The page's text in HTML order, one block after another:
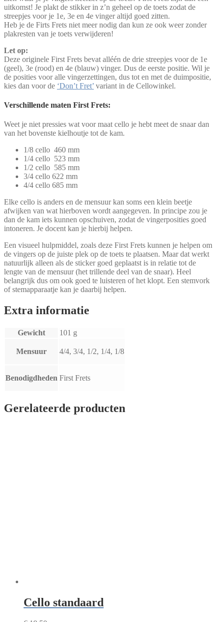
uitkomst! Je plakt de stikker in z’n geheel op de toets zodat de
streepjes voor je 1e, 3e en 4e vinger altijd goed zitten.
Heb je de Firts Frets niet meer nodig dan kun ze ook weer zonder
plakresten van je toets verwijderen!
Let op:
Deze originele First Frets bevat alléén de drie streepjes voor de 1e
(geel), 3e (rood) en 4e (blauw) vinger. Dus de eerste positie. Wil je
de posities voor alle vingerzettingen, dus tot en met de duimpositie,
kies dan voor de ‘Don’t Fret’ variant in de Cellowinkel.
Verschillende maten First Frets:
Weet je niet pressies wat voor maat cello je hebt meet de snaar dan
van het bovenste kielhoutje tot de kam.
1/8 cello 460 mm
1/4 cello 523 mm
1/2 cello 585 mm
3/4 cello 622 mm
4/4 cello 685 mm
Elke cello is anders en de mensuur kan soms een klein beetje
afwijken van wat hierboven wordt aangegeven. In principe zou je
dan de kam iets kunnen opschuiven, zodat de vingerposities goed
intoneren. Je docent kan je hierbij helpen.
Een visueel hulpmiddel, zoals deze First Frets kunnen je helpen om
de vingers op de juiste plek op de toets te plaatsen. Maar dat werkt
natuurlijk alleen als de sticker goed geplaatst is in relatie tot de
lengte van de mensuur (het trillende deel van de snaar). Heel
belangrijk dus om ook goed te luisteren of het klopt. Een stemvork
of stemapparaatje kan je daarbij helpen.
Extra informatie
Gewicht 101 g
Mensuur 4/4, 3/4, 1/2, 1/4, 1/8
Benodigdheden First Frets
Gerelateerde producten
Cello standaard